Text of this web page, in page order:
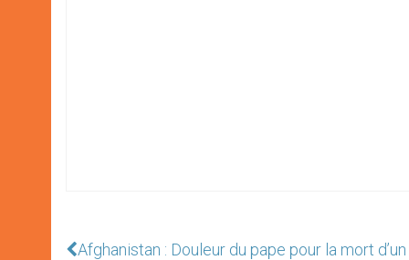
Afghanistan : Douleur du pape pour la mort